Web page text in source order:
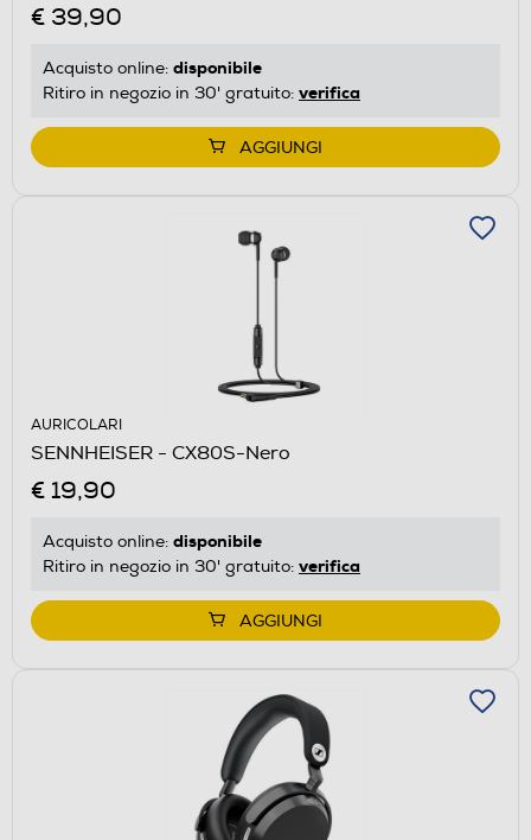
€ 39,90
Acquisto online: disponibile
Ritiro in negozio in 30' gratuito: verifica
AGGIUNGI
AURICOLARI
SENNHEISER - CX80S-Nero
€ 19,90
Acquisto online: disponibile
Ritiro in negozio in 30' gratuito: verifica
AGGIUNGI